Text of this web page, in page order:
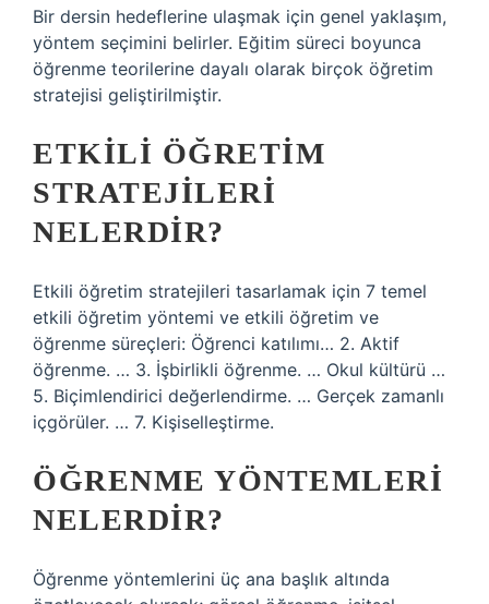
Bir dersin hedeflerine ulaşmak için genel yaklaşım,
yöntem seçimini belirler. Eğitim süreci boyunca
öğrenme teorilerine dayalı olarak birçok öğretim
stratejisi geliştirilmiştir.
ETKILI ÖĞRETIM
STRATEJILERI
NELERDIR?
Etkili öğretim stratejileri tasarlamak için 7 temel
etkili öğretim yöntemi ve etkili öğretim ve
öğrenme süreçleri: Öğrenci katılımı… 2. Aktif
öğrenme. … 3. İşbirlikli öğrenme. … Okul kültürü …
5. Biçimlendirici değerlendirme. … Gerçek zamanlı
içgörüler. … 7. Kişiselleştirme.
ÖĞRENME YÖNTEMLERI
NELERDIR?
Öğrenme yöntemlerini üç ana başlık altında